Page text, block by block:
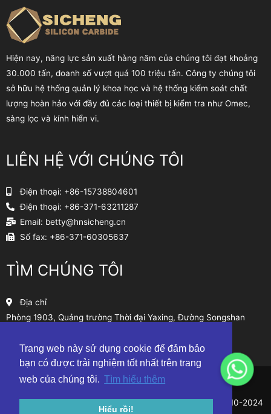
Trang web này sử dụng cookie để đảm bảo
bạn có được trải nghiệm tốt nhất trên trang
web của chúng tôi. Tìm hiểu thêm
Hiểu rồi!
Hiện nay, năng lực sản xuất hàng năm của chúng tôi đạt khoảng
30.000 tấn, doanh số vượt quá 100 triệu tấn. Công ty chúng tôi
sở hữu hệ thống quản lý khoa học và hệ thống kiểm soát chất
lượng hoàn hảo với đầy đủ các loại thiết bị kiểm tra như Omec,
sàng lọc và kính hiển vi.
LIÊN HỆ VỚI CHÚNG TÔI
Điện thoại: +86-15738804601
Điện thoại: +86-371-63211287
Email: betty@hnsicheng.cn
Số fax: +86-371-60305637
TÌM CHÚNG TÔI
Địa chỉ
Phòng 1903, Quảng trường Thời đại Yaxing, Đường Songshan
Sơ đồ trang web
© Công ty TNHH Công nghệ mài mòn Henan Sicheng 2010-2024
Bảo lưu mọi quyền.